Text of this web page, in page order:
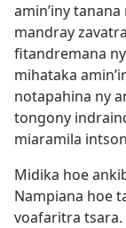
amin’iny
mandray
fitandremana
mihataka
notapahina ny
tongony
miaramila
Midika hoe
Nampiana hoe
voafaritra